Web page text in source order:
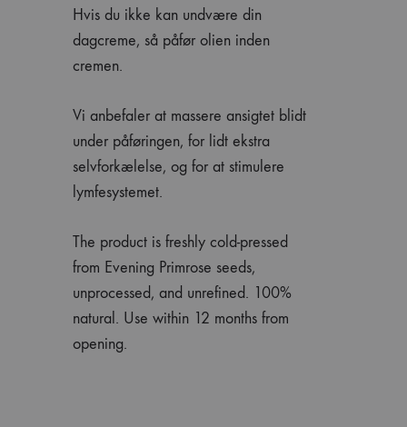
Hvis du ikke kan undvære din
dagcreme, så påfør olien inden
cremen.
Vi anbefaler at massere ansigtet blidt
under påføringen, for lidt ekstra
selvforkælelse, og for at stimulere
lymfesystemet.
The product is freshly cold-pressed
from Evening Primrose seeds,
unprocessed, and unrefined. 100%
natural. Use within 12 months from
opening.